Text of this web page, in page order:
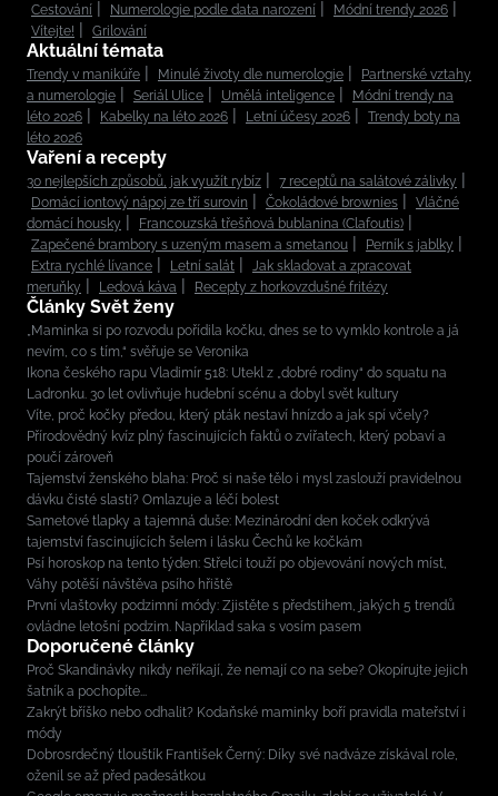
Cestování
Numerologie podle data narození
Módní trendy 2026
Vítejte!
Grilování
Aktuální témata
Trendy v manikúře Minulé životy dle numerologie
Partnerské vztahy
a numerologie
Seriál Ulice Umělá inteligence
Módní trendy na
léto 2026
Kabelky na léto 2026 Letní účesy 2026
Trendy boty na
léto 2026
Vaření a recepty
30 nejlepších způsobů, jak využít rybíz
7 receptů na salátové zálivky
Domácí iontový nápoj ze tří surovin
Čokoládové brownies
Vláčné
domácí housky
Francouzská třešňová bublanina (Clafoutis)
Zapečené brambory s uzeným masem a smetanou
Perník s jablky
Extra rychlé lívance
Letní salát
Jak skladovat a zpracovat
meruňky
Ledová káva Recepty z horkovzdušné fritézy
Články Svět ženy
„Maminka si po rozvodu pořídila kočku, dnes se to vymklo kontrole a já
nevím, co s tím,“ svěřuje se Veronika
Ikona českého rapu Vladimír 518: Utekl z „dobré rodiny“ do squatu na
Ladronku. 30 let ovlivňuje hudební scénu a dobyl svět kultury
Víte, proč kočky předou, který pták nestaví hnízdo a jak spí včely?
Přírodovědný kvíz plný fascinujících faktů o zvířatech, který pobaví a
poučí zároveň
Tajemství ženského blaha: Proč si naše tělo i mysl zaslouží pravidelnou
dávku čisté slasti? Omlazuje a léčí bolest
Sametové tlapky a tajemná duše: Mezinárodní den koček odkrývá
tajemství fascinujících šelem i lásku Čechů ke kočkám
Psí horoskop na tento týden: Střelci touží po objevování nových míst,
Váhy potěší návštěva psího hřiště
První vlaštovky podzimní módy: Zjistěte s předstihem, jakých 5 trendů
ovládne letošní podzim. Například saka s vosím pasem
Doporučené články
Proč Skandinávky nikdy neříkají, že nemají co na sebe? Okopírujte jejich
šatník a pochopíte...
Zakrýt bříško nebo odhalit? Kodaňské maminky boří pravidla mateřství i
módy
Dobrosrdečný tlouštík František Černý: Díky své nadváze získával role,
oženil se až před padesátkou